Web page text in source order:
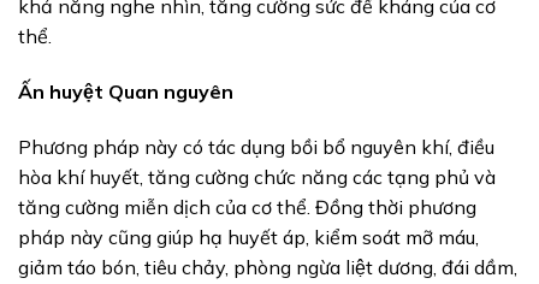
khả năng nghe nhìn, tăng cường sức đề kháng của cơ
thể.
Ấn huyệt Quan nguyên
Phương pháp này có tác dụng bồi bổ nguyên khí, điều
hòa khí huyết, tăng cường chức năng các tạng phủ và
tăng cường miễn dịch của cơ thể. Đồng thời phương
pháp này cũng giúp hạ huyết áp, kiểm soát mỡ máu,
giảm táo bón, tiêu chảy, phòng ngừa liệt dương, đái dầm,